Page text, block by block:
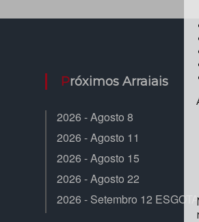
Próximos Arraiais
2026 - Agosto 8
2026 - Agosto 11
2026 - Agosto 15
2026 - Agosto 22
2026 - Setembro 12